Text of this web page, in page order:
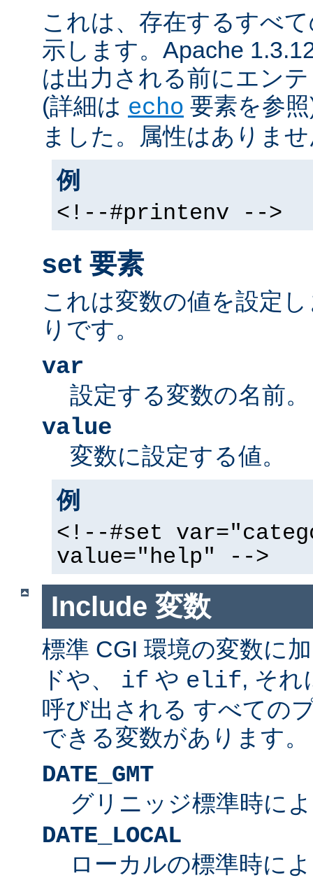
これは、存在するすべ
示します。Apache
は出力される前にエン
(詳細は echo 要素を参
ました。属性はありま
例
<!--#printenv -->
set 要素
これは変数の値を設定
りです。
var
設定する変数の名前。
value
変数に設定する値。
例
<!--#set
value="help" -->
Include 変数
標準 CGI 環境の変数に
ドや、 if や elif, それ
呼び出される すべての
できる変数があります。
DATE_GMT
グリニッジ標準時に
DATE_LOCAL
ローカルの標準時に